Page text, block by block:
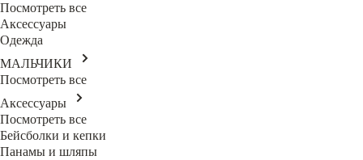
Посмотреть все
Аксессуары
Одежда
МАЛЬЧИКИ
Посмотреть все
Аксессуары
Посмотреть все
Бейсболки и кепки
Панамы и шляпы